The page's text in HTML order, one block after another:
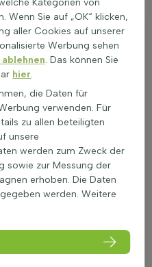
Wenn Sie auf „OK“ klicken,
aller Cookies auf unserer
Werbung sehen
. Das können Sie
hier.
die Daten für
verwenden. Für
zu allen beteiligten
unsere
werden zum Zweck der
sowie zur Messung der
erhoben. Die Daten
werden. Weitere